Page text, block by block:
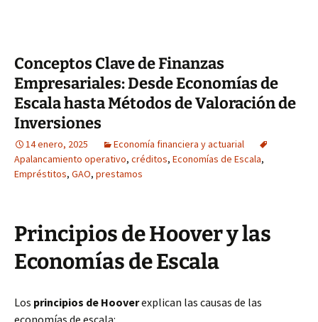
Conceptos Clave de Finanzas
Empresariales: Desde Economías de
Escala hasta Métodos de Valoración de
Inversiones
14 enero, 2025
Economía financiera y actuarial
Apalancamiento operativo, créditos, Economías de Escala,
Empréstitos, GAO, prestamos
Principios de Hoover y las
Economías de Escala
Los principios de Hooverexplican las causas de las
economías de escala: